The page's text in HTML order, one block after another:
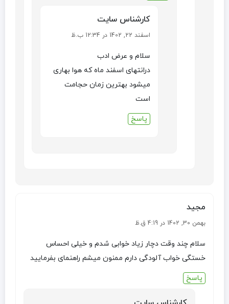
کارشناس سایت
اسفند 22, 1402 در 12:34 ب.ظ
سلام و عرض ادب
درانتهای اسفند ماه که هوا بهاری
میشود بهترین زمان حجامت
است
پاسخ
مجید
بهمن 30, 1402 در 4:19 ق.ظ
سلام چند وقت دچار زیاد خوابی شدم و خیلی احساس
خستگی خواب آلودگی دارم ممنون میشم راهنمای بفرمایید
پاسخ